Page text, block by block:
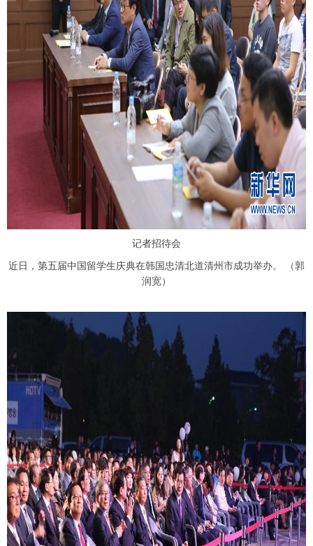
记者招待会
近日，第五届中国留学生庆典在韩国忠清北道清州市成功举办。 （郭
润宽）